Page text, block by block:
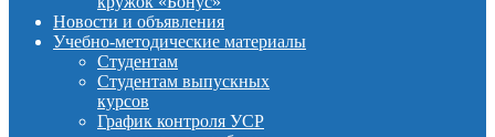
Новости и объявления
Учебно-методические материалы
Студентам
Студентам выпускных
курсов
График контроля УСР